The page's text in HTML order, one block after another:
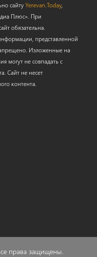
сайтуYerevan.Today,
Плюс». При
обязательна.
представленной
Изложенные на
могут не совпадать с
Сайт не несет
контента.
права защищены.